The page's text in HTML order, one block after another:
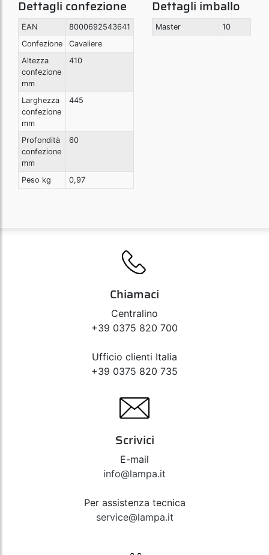
Dettagli confezione
EAN
8000692543641
Confezione
Cavaliere
Altezza
confezione
mm
410
Larghezza
confezione
mm
445
Profondità
confezione
mm
60
Peso kg 0,97
Dettagli imballo
Master 10
Chiamaci
Centralino
+39 0375 820 700
Ufficio clienti Italia
+39 0375 820 735
Scrivici
E-mail
info@lampa.it
Per assistenza tecnica
service@lampa.it